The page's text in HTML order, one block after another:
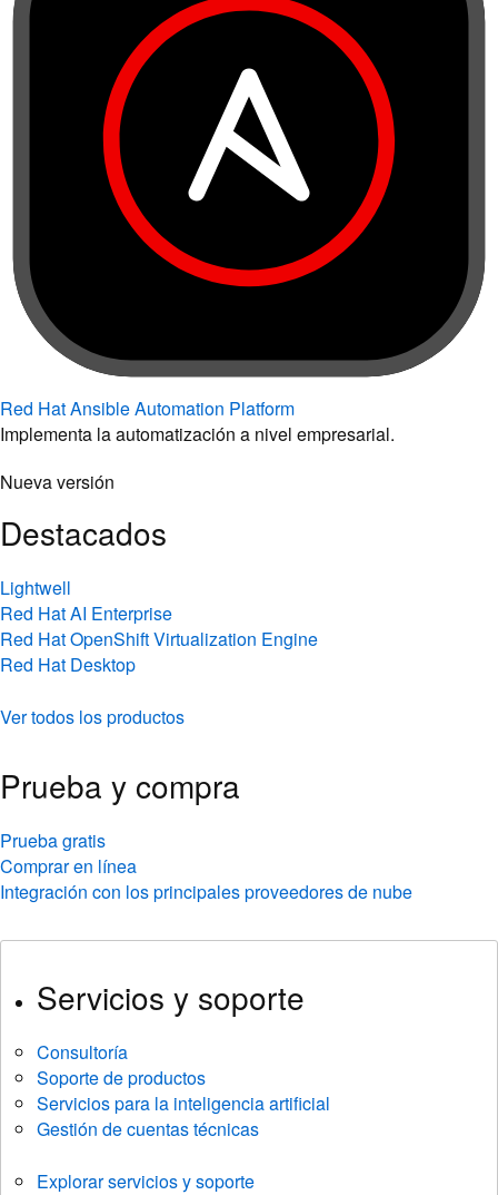
Red Hat Ansible Automation Platform
Implementa la automatización a nivel empresarial.
Nueva versión
Destacados
Lightwell
Red Hat AI Enterprise
Red Hat OpenShift Virtualization Engine
Red Hat Desktop
Ver todos los productos
Prueba y compra
Prueba gratis
Comprar en línea
Integración con los principales proveedores de nube
Servicios y soporte
Consultoría
Soporte de productos
Servicios para la inteligencia artificial
Gestión de cuentas técnicas
Explorar servicios y soporte